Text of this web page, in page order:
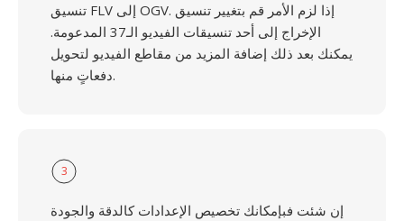
تنسيق FLV إلى OGV. إذا لزم الأمر قم بتغيير تنسيق
الإخراج إلى أحد تنسيقات الفيديو الـ37 المدعومة.
يمكنك بعد ذلك إضافة المزيد من مقاطع الفيديو لتحويل
دفعاتٍ منها.
3
إن شئت فبإمكانك تخصيص الإعدادات كالدقة والجودة